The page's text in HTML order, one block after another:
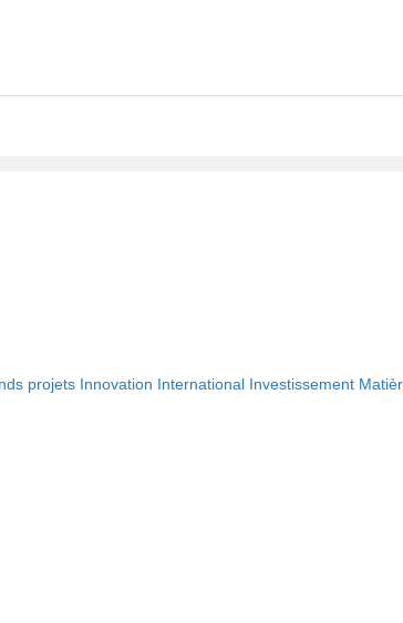
projets Innovation International Investissement